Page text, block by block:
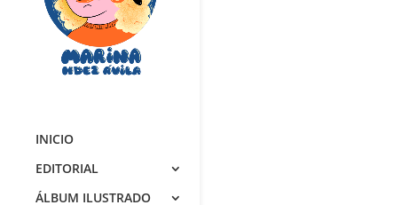
INICIO
EDITORIAL
ÁLBUM ILUSTRADO